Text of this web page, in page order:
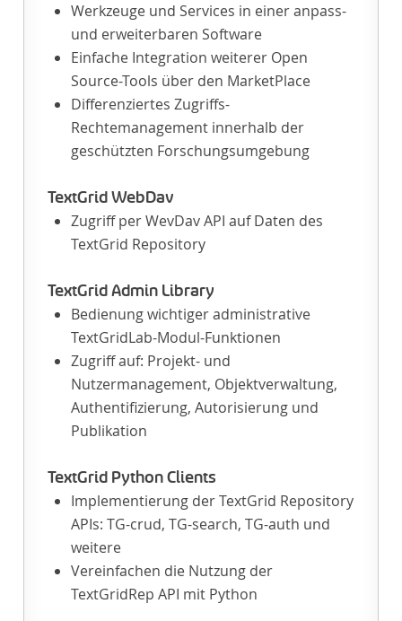
Werkzeuge und Services in einer anpass-
und erweiterbaren Software
Einfache Integration weiterer Open
Source-Tools über den MarketPlace
Differenziertes Zugriffs-
Rechtemanagement innerhalb der
geschützten Forschungsumgebung
TextGrid WebDav
Zugriff per WevDav API auf Daten des
TextGrid Repository
TextGrid Admin Library
Bedienung wichtiger administrative
TextGridLab-Modul-Funktionen
Zugriff auf: Projekt- und
Nutzermanagement, Objektverwaltung,
Authentifizierung, Autorisierung und
Publikation
TextGrid Python Clients
Implementierung der TextGrid Repository
APIs: TG-crud, TG-search, TG-auth und
weitere
Vereinfachen die Nutzung der
TextGridRep API mit Python